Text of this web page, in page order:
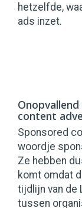
hetzelfde,
ads inzet.
content
Sponsored
woordje
Ze hebben
komt omdat
tijdlijn van de
tussen